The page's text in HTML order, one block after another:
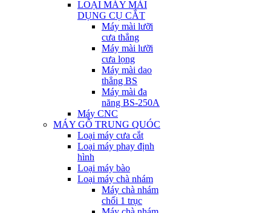
LOẠI MÁY MÀI
DỤNG CỤ CẮT
Máy mài lưỡi
cưa thẳng
Máy mài lưỡi
cưa lọng
Máy mài dao
thẳng BS
Máy mài đa
năng BS-250A
Máy CNC
MÁY GỖ TRUNG QUÓC
Loại máy cưa cắt
Loại máy phay định
hình
Loại máy bào
Loại máy chà nhám
Máy chà nhám
chổi 1 trục